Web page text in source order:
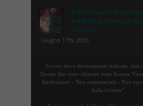
Paolo Avanzi artista:
tra pittura, ricerca e
culturali
Giugno 17th, 2026
Eccetto dove diversamente indicato, tutti
Questo Sito sono rilasciati sotto licenza
Attribuzione - Non commerciale - Non
Italia License".